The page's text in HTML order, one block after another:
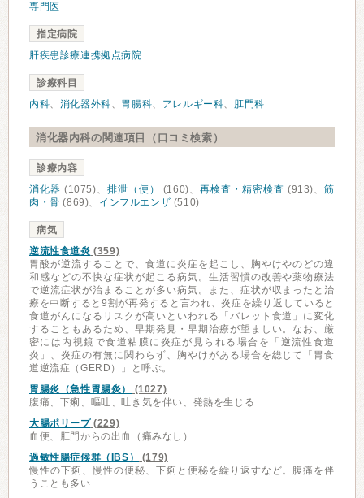
専門医
指定病院
肝疾患診療連携拠点病院
診療科目
内科、 消化器外科、 胃腸科、 アレルギー科、 肛門科
消化器内科の関連項目（口コミ検索）
診療内容
消化器 (1075)、 排泄（便） (160)、再検査・精密検査 (913)、筋
肉・骨 (869)、 インフルエンザ (510)
病気
逆流性食道炎 (359)
胃酸が逆流することで、食道に炎症を起こし、胸やけやのどの違
和感などの不快な症状が起こる病気。生活習慣の改善や薬物療法
で逆流症状が治まることが多い病気。また、症状が収まったと治
療を中断すると9割が再発すると言われ、炎症を繰り返していると
食道がんになるリスクが高いといわれる「バレット食道」に変化
することもあるため、早期発見・早期治療が望ましい。なお、厳
密には内視鏡で食道粘膜に炎症が見られる場合を「逆流性食道
炎」、炎症の有無に関わらず、胸やけがある場合を総じて「胃食
道逆流症（GERD）」と呼ぶ。
胃腸炎（急性胃腸炎）
(1027)
腹痛、下痢、嘔吐、吐き気を伴い、発熱を生じる
大腸ポリープ(229)
血便、肛門からの出血（痛みなし）
過敏性腸症候群（IBS）
(179)
慢性の下痢、慢性の便秘、下痢と便秘を繰り返すなど。腹痛を伴
うことも多い